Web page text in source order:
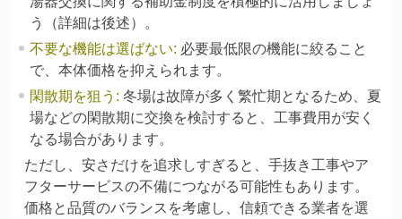
う（詳細は後述）。
不要な機能は選ばない: 必要最低限の機能に絞ること
で、本体価格を抑えられます。
閑散期を狙う : 冬場は故障が多く繁忙期となるため、夏
場などの閑散期に交換を検討すると、工事費用が安く
なる場合があります。
ただし、安さだけを追求しすぎると、手抜き工事やア
フターサービスの不備につながる可能性もあります。
価格と品質のバランスを考慮し、信頼できる業者を選